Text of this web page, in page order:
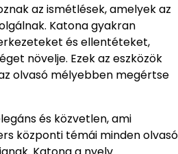
az ismétlések, amelyek az
Katona gyakran
és ellentéteket,
növelje. Ezek az eszközök
olvasó mélyebben megértse
és közvetlen, ami
központi témái minden olvasó